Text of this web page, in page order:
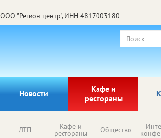
ООО "Регион центр", ИНН 4817003180
Новости
Кафе и
рестораны
ДТП Кафе и
рестораны Общество